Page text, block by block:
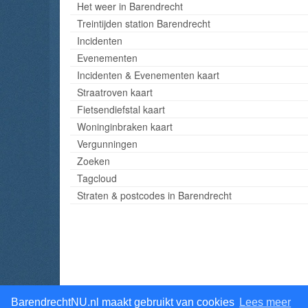
BarendrechtNU.nl maakt gebruikt van cookies Lees meer
Het weer in Barendrecht
Treintijden station Barendrecht
Incidenten
Evenementen
Incidenten & Evenementen kaart
Straatroven kaart
Fietsendiefstal kaart
Woninginbraken kaart
Vergunningen
Zoeken
Tagcloud
Straten & postcodes in Barendrecht